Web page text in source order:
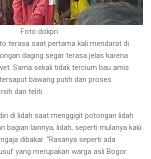
Foto dokpri
terasa saat pertama kali mendarat di
daging segar terasa jelas karena
Sama sekali tidak tercium bau amis
bawang putih dan proses
dan teliti.
di lidah saat menggigit potongan lidah
bagian lainnya, lidah, seperti mulanya kaki
dibakar. “Rasanya seperti ada
yang merupakan warga asli Bogor.